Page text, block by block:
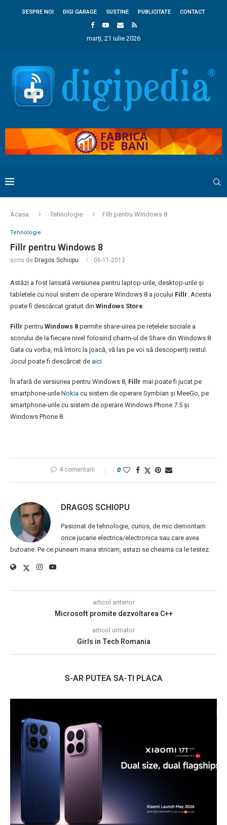
DESPRE NOI DIGI GARAGE SUSTINE PUBLICITATE CONTACT
marți, 21 iulie 2026
Acasa Tehnologie Fillr pentru Windows 8
Tehnologie
Fillr pentru Windows 8
scris de Dragos Schiopu 06-11-2012
Astăzi a fost lansată versiunea pentru laptop-urile, desktop-urile și
tabletele cu noul sistem de operare Windows 8 a jocului Fillr. Acesta
poate fi descărcat gratuit din Windows Store.
Fillr pentru Windows 8 permite share-uirea pe rețelele sociale a
scorului de la fiecare nivel folosind charm-ul de Share din Windows 8.
Gata cu vorba, mă întorc la joacă, vă las pe voi să descoperiți restul.
Jocul poate fi descărcat de aici.
În afară de versiunea pentru Windows 8, Fillr mai poate fi jucat pe
smartphone-urile Nokia cu sistem de operare Symbian și MeeGo, pe
smartphone-urile cu sistem de operare Windows Phone 7.5 și
Windows Phone 8.
4 comentarii 0
DRAGOS SCHIOPU
Pasionat de tehnologie, curios, de mic demontam
orice jucarie electrica/electronica sau care avea
butoane. Pe ce puneam mana stricam, astazi se cheama ca le testez.
articol anterior
Microsoft promite dezvoltarea C++
articol urmator
Girls in Tech Romania
S-AR PUTEA SA-TI PLACA